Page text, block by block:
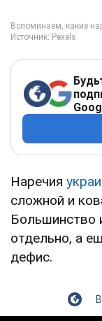
Наречия
сложной и
Большинство
отдельно, а
дефис.